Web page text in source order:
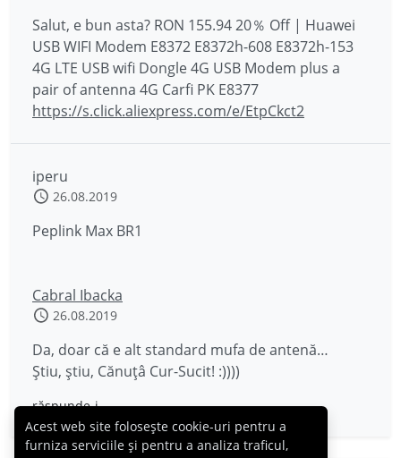
Salut, e bun asta? RON 155.94 20％ Off | Huawei
USB WIFI Modem E8372 E8372h-608 E8372h-153
4G LTE USB wifi Dongle 4G USB Modem plus a
pair of antenna 4G Carfi PK E8377
https://s.click.aliexpress.com/e/EtpCkct2
iperu
26.08.2019
Peplink Max BR1
Cabral Ibacka
26.08.2019
Da, doar că e alt standard mufa de antenă…
Știu, știu, Cănuțâ Cur-Sucit! :))))
răspunde-i
Acest web site folosește cookie-uri pentru a
furniza serviciile și pentru a analiza traficul,